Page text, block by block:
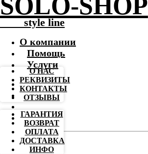
SOLO-SHOP
-------style line
О компании
Помощь
Услуги
О НАС
РЕКВИЗИТЫ
КОНТАКТЫ
ОТЗЫВЫ
ГАРАНТИЯ
ВОЗВРАТ
ОПЛАТА
ДОСТАВКА
ИНФО